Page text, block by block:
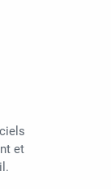
et